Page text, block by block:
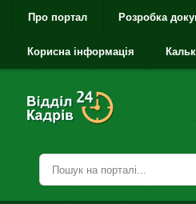
Про портал Розробка
Корисна інформація